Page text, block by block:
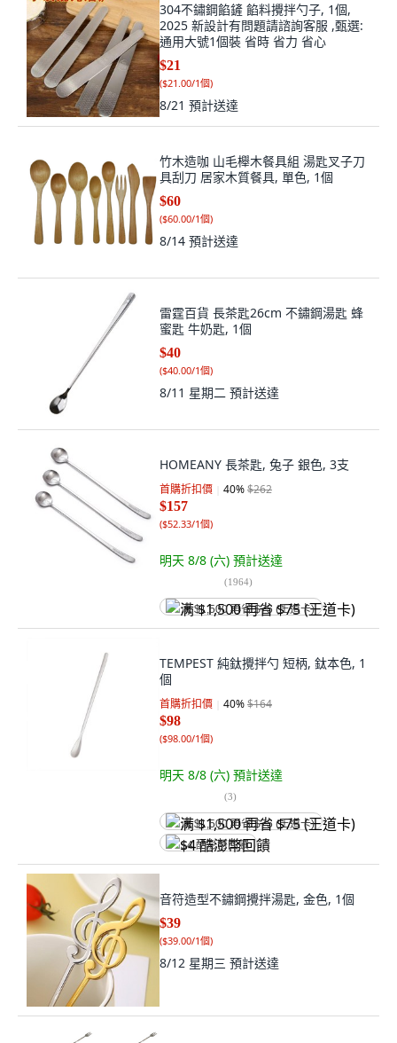
304不鏽鋼餡鏟 餡料攪拌勺子, 1個,
2025 新設計有問題請諮詢客服 ,甄選:
通用大號1個裝 省時 省力 省心
$21
($21.00/1個)
8/21 預計送達
竹木造咖 山毛櫸木餐具組 湯匙叉子刀
具刮刀 居家木質餐具, 單色, 1個
$60
($60.00/1個)
8/14 預計送達
雷霆百貨 長茶匙26cm 不鏽鋼湯匙 蜂
蜜匙 牛奶匙, 1個
$40
($40.00/1個)
8/11 星期二 預計送達
HOMEANY 長茶匙, 兔子 銀色, 3支
首購折扣價 40%$262
$157
($52.33/1個)
明天 8/8 (六) 預計送達
(1964)
满 $1,500 再省 $75 (王道卡)
TEMPEST 純鈦攪拌勺 短柄, 鈦本色, 1
個
首購折扣價 40%$164
$98
($98.00/1個)
明天 8/8 (六) 預計送達
(3)
满 $1,500 再省 $75 (王道卡)
$4 酷澎幣回饋
音符造型不鏽鋼攪拌湯匙, 金色, 1個
$39
($39.00/1個)
8/12 星期三 預計送達